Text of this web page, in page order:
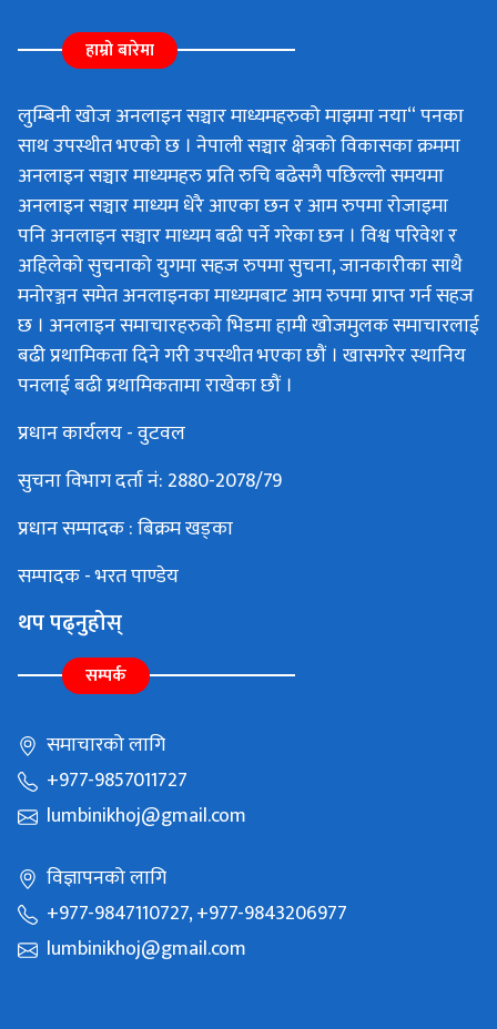
हाम्रो बारेमा
लुम्बिनी खोज अनलाइन सञ्चार माध्यमहरुको माझमा नया“ पनका
साथ उपस्थीत भएको छ । नेपाली सञ्चार क्षेत्रको विकासका क्रममा
अनलाइन सञ्चार माध्यमहरु प्रति रुचि बढेसगै पछिल्लो समयमा
अनलाइन सञ्चार माध्यम धेरै आएका छन र आम रुपमा रोजाइमा
पनि अनलाइन सञ्चार माध्यम बढी पर्ने गरेका छन । विश्व परिवेश र
अहिलेको सुचनाको युगमा सहज रुपमा सुचना, जानकारीका साथै
मनोरञ्जन समेत अनलाइनका माध्यमबाट आम रुपमा प्राप्त गर्न सहज
छ । अनलाइन समाचारहरुको भिडमा हामी खोजमुलक समाचारलाई
बढी प्रथामिकता दिने गरी उपस्थीत भएका छौं । खासगरेर स्थानिय
पनलाई बढी प्रथामिकतामा राखेका छौं ।
प्रधान कार्यलय - वुटवल
सुचना विभाग दर्ता नं: 2880-2078/79
प्रधान सम्पादक : बिक्रम खड्का
सम्पादक - भरत पाण्डेय
थप पढ्नुहोस्
सम्पर्क
समाचारको लागि
+977-9857011727
lumbinikhoj@gmail.com
विज्ञापनको लागि
+977-9847110727, +977-9843206977
lumbinikhoj@gmail.com